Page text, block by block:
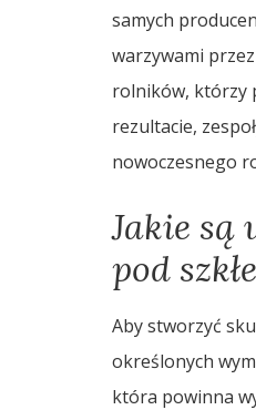
samych
warzywami
rolników, którzy
rezultacie,
nowoczesnego
Jakie są
pod
Aby stworzyć
określonych
która powinna